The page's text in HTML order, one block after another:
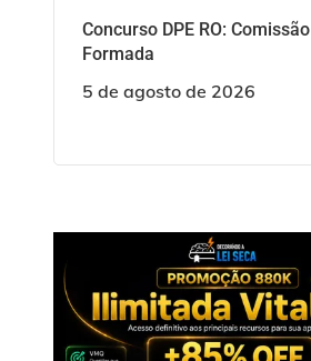
Concurso DPE RO: Comissão
Formada
5 de agosto de 2026